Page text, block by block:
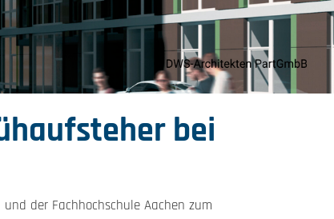
bei
der Fachhochschule Aachen zum